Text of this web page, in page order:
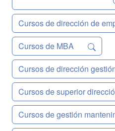
Cursos de dirección de
Cursos de MBA
Cursos de dirección
Cursos de superior
Cursos de gestión